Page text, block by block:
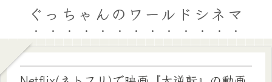
ぐっちゃんのワールドシネマ